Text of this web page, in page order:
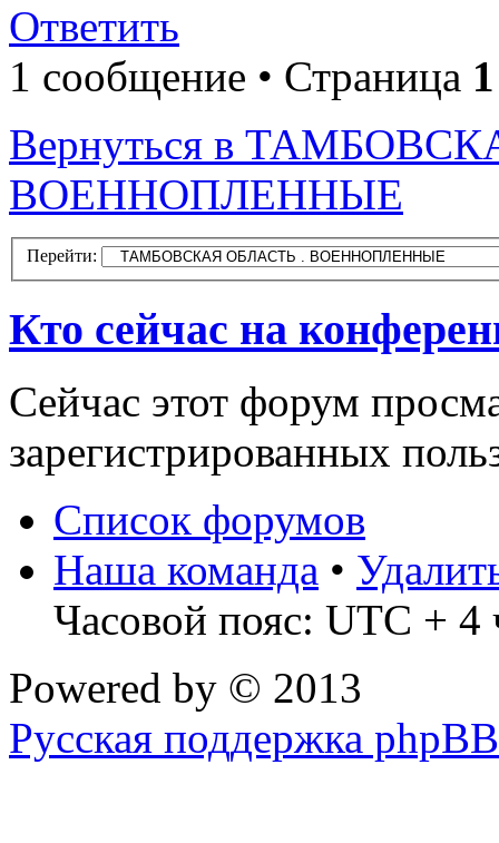
Ответить
1 сообщение • Страница 1
Вернуться в
ВОЕННОПЛЕННЫЕ
Перейти:
Кто сейчас на
Сейчас этот форум
зарегистрированных
Список форумов
Наша команда •
Часовой пояс: UTC + 4
Powered by © 2013
Русская поддержка phpBB